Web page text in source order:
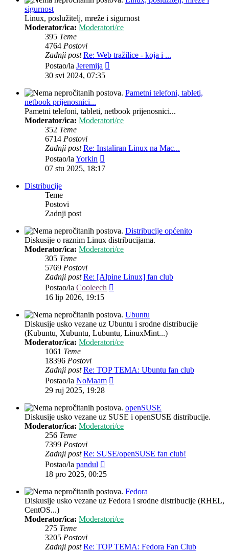
sigurnost
Linux, poslužitelj, mreže i sigurnost
Moderator/ica: Moderatori/ce
395 Teme
4764 Postovi
Zadnji post Re: Web tražilice - koja i ...
Postao/la Jeremija
30 svi 2024, 07:35
Pametni telefoni, tableti,
netbook prijenosnici...
Pametni telefoni, tableti, netbook prijenosnici...
Moderator/ica: Moderatori/ce
352 Teme
6714 Postovi
Zadnji post Re: Instaliran Linux na Mac...
Postao/laYorkin
post
07 stu 2025, 18:17
Distribucije
Teme
Postovi
Zadnji post
Distribucije općenito
Diskusije o raznim Linux distribucijama.
Moderator/ica: Moderatori/ce
305 Teme
5769 Postovi
Zadnji post Re: [Alpine Linux] fan club
Postao/la Cooleech
16 lip 2026, 19:15
Ubuntu
Diskusije usko vezane uz Ubuntu i srodne distribucije
(Kubuntu, Xubuntu, Lubuntu, LinuxMint...)
Moderator/ica: Moderatori/ce
1061 Teme
18396 Postovi
Zadnji post Re: TOP TEMA: Ubuntu fan club
Postao/la NoMaam
29 ruj 2025, 19:28
openSUSE
Diskusije usko vezane uz SUSE i openSUSE distribucije.
Moderator/ica: Moderatori/ce
256 Teme
7399 Postovi
Zadnji post Re: SUSE/openSUSE fan club!
Postao/la pandul
post
18 pro 2025, 00:25
Fedora
Diskusije usko vezane uz Fedora i srodne distribucije (RHEL,
CentOS...)
Moderator/ica: Moderatori/ce
275 Teme
3205 Postovi
Zadnji post Re: TOP TEMA: Fedora Fan Club